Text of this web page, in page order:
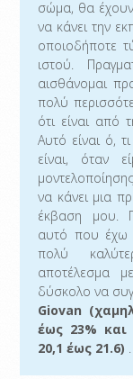
σώμα, θα έχουν
να κάνει την
οποιοδήποτε
ιστού.
αισθάνομαι
πολύ
ότι είναι από
Αυτό είναι ό,
είναι, όταν
να κάνει μια
έκβαση μου.
αυτό που έχω
πολύ
αποτέλεσμα
δύσκολο να
Giovan
έως 23%
20,1 έως 21.6)